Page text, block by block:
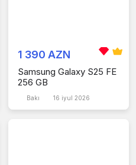
1 390 AZN
Samsung Galaxy S25 FE
256 GB
Bakı 16 iyul 2026